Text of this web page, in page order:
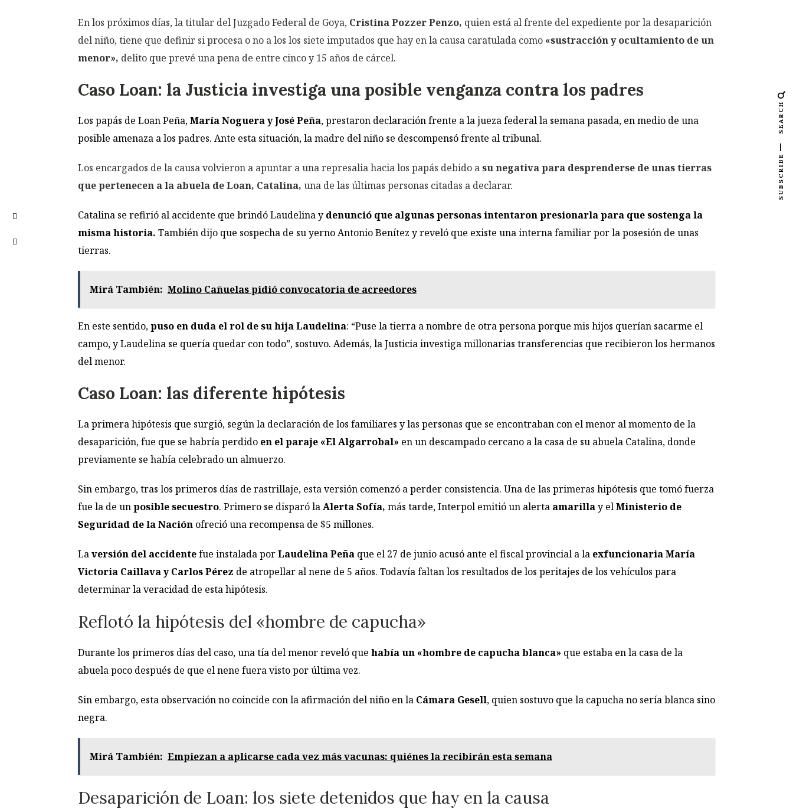
En los próximos días, la titular del Juzgado Federal de Goya, Cristina Pozzer Penzo, quien está al frente del expediente por la desaparición
del niño, tiene que definir si procesa o no a los los siete imputados que hay en la causa caratulada como «sustracción y ocultamiento de un
menor», delito que prevé una pena de entre cinco y 15 años de cárcel.
Caso Loan: la Justicia investiga una posible venganza contra los padres
Los papás de Loan Peña,María Noguera y José Peña, prestaron declaración frente a la jueza federal la semana pasada, en medio de una
posible amenaza a los padres. Ante esta situación, la madre del niño se descompensó frente al tribunal.
Los encargados de la causa volvieron a apuntar a una represalia hacia los papás debido asu negativa para desprenderse de unas tierras
que pertenecen a la abuela de Loan, Catalina, una de las últimas personas citadas a declarar.
Catalina se refirió al accidente que brindó Laudelina y denunció que algunas personas intentaron presionarla para que sostenga la
misma historia. También dijo que sospecha de su yerno Antonio Benítez y reveló que existe una interna familiar por la posesión de unas
tierras.
Mirá También: Molino Cañuelas pidió convocatoria de acreedores
En este sentido,puso en duda el rol de su hija Laudelina: “Puse la tierra a nombre de otra persona porque mis hijos querían sacarme el
campo, y Laudelina se quería quedar con todo”, sostuvo. Además, la Justicia investiga millonarias transferencias que recibieron los hermanos
del menor.
Caso Loan: las diferente hipótesis
La primera hipótesis que surgió, según la declaración de los familiares y las personas que se encontraban con el menor al momento de la
desaparición, fue que se habría perdido en el paraje «El Algarrobal» en un descampado cercano a la casa de su abuela Catalina, donde
previamente se había celebrado un almuerzo.
Sin embargo, tras los primeros días de rastrillaje, esta versión comenzó a perder consistencia. Una de las primeras hipótesis que tomó fuerza
fue la de unposible secuestro. Primero se disparó laAlerta Sofía, más tarde, Interpol emitió un alerta amarillay elMinisterio de
Seguridad de la Nación ofreció una recompensa de $5 millones.
Laversión del accidentefue instalada porLaudelina Peña que el 27 de junio acusó ante el fiscal provincial a la exfuncionaria María
Victoria Caillava y Carlos Pérez de atropellar al nene de 5 años. Todavía faltan los resultados de los peritajes de los vehículos para
determinar la veracidad de esta hipótesis.
Reflotó la hipótesis del «hombre de capucha»
Durante los primeros días del caso, una tía del menor reveló que había un «hombre de capucha blanca» que estaba en la casa de la
abuela poco después de que el nene fuera visto por última vez.
Sin embargo, esta observación no coincide con la afirmación del niño en la Cámara Gesell, quien sostuvo que la capucha no sería blanca sino
negra.
Mirá También: Empiezan a aplicarse cada vez más vacunas: quiénes la recibirán esta semana
Desaparición de Loan: los siete detenidos que hay en la causa
SEARCH
SUBSCRIBE